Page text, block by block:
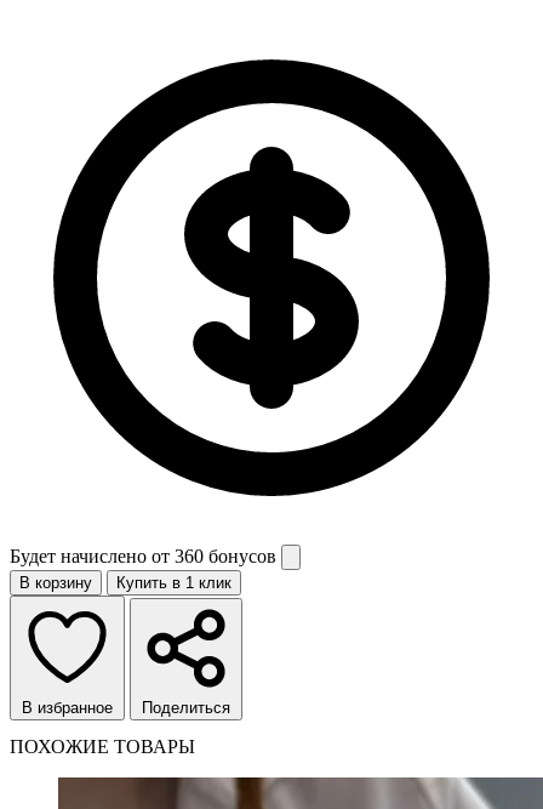
Будет начислено от 360 бонусов
В корзину Купить в 1 клик
В избранное Поделиться
ПОХОЖИЕ ТОВАРЫ